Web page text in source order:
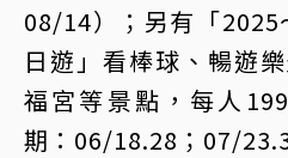
08/14）；另有「2025
日遊」看棒球、暢遊
福宮等景點，每人
期：06/18.28；07/